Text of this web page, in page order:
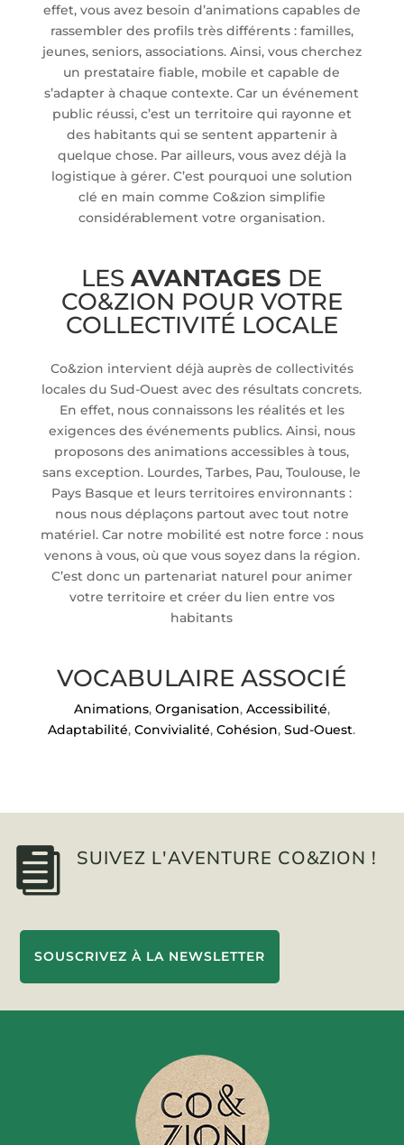
effet, vous avez besoin d’animations capables de
rassembler des profils très différents : familles,
jeunes, seniors, associations. Ainsi, vous cherchez
un prestataire fiable, mobile et capable de
s’adapter à chaque contexte. Car un événement
public réussi, c’est un territoire qui rayonne et
des habitants qui se sentent appartenir à
quelque chose. Par ailleurs, vous avez déjà la
logistique à gérer. C’est pourquoi une solution
clé en main comme Co&zion simplifie
considérablement votre organisation.
LESAVANTAGES DE
CO&ZION POUR VOTRE
COLLECTIVITÉ LOCALE
Co&zion intervient déjà auprès de collectivités
locales du Sud-Ouest avec des résultats concrets.
En effet, nous connaissons les réalités et les
exigences des événements publics. Ainsi, nous
proposons des animations accessibles à tous,
sans exception. Lourdes, Tarbes, Pau, Toulouse, le
Pays Basque et leurs territoires environnants :
nous nous déplaçons partout avec tout notre
matériel. Car notre mobilité est notre force : nous
venons à vous, où que vous soyez dans la région.
C’est donc un partenariat naturel pour animer
votre territoire et créer du lien entre vos
habitants
VOCABULAIRE ASSOCIÉ
Animations, Organisation, Accessibilité,
Adaptabilité,Convivialité,Cohésion,Sud-Ouest.
 SUIVEZ L'AVENTURE CO&ZION !
SOUSCRIVEZ À LA NEWSLETTER